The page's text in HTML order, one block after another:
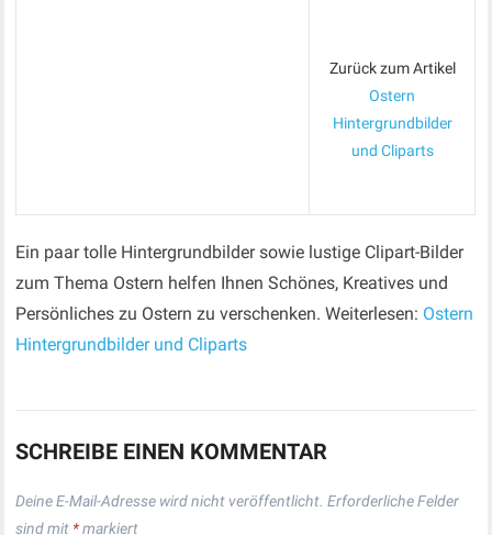
Zurück zum Artikel
Ostern
Hintergrundbilder
und Cliparts
Ein paar tolle Hintergrundbilder sowie lustige Clipart-Bilder
zum Thema Ostern helfen Ihnen Schönes, Kreatives und
Persönliches zu Ostern zu verschenken. Weiterlesen: Ostern
Hintergrundbilder und Cliparts
SCHREIBE EINEN KOMMENTAR
Deine E-Mail-Adresse wird nicht veröffentlicht. Erforderliche Felder
sind mit *markiert